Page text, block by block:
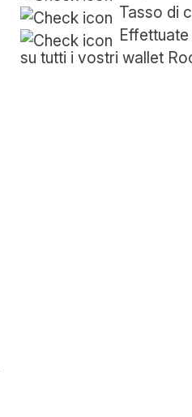
Tasso di
su tutti i vostri wallet